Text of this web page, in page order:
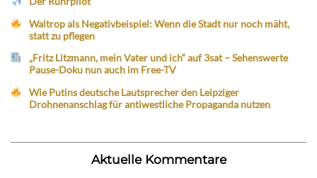
Waltrop als Negativbeispiel: Wenn die Stadt nur noch mäht,
statt zu pflegen
„Fritz Litzmann, mein Vater und ich“ auf 3sat – Sehenswerte
Pause-Doku nun auch im Free-TV
Wie Putins deutsche Lautsprecher den Leipziger
Drohnenanschlag für antiwestliche Propaganda nutzen
Aktuelle Kommentare